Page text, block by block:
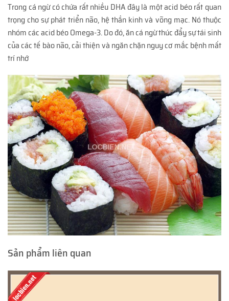
Trong cá ngừ có chứa rất nhiều DHA đây là một acid béo rất quan
trọng cho sự phát triển não, hệ thần kinh và võng mạc. Nó thuộc
nhóm các acid béo Omega-3. Do đó, ăn cá ngừ thúc đẩy sự tái sinh
của các tế bào não, cải thiện và ngăn chặn nguy cơ mắc bệnh mất
trí nhớ
Sản phẩm liên quan